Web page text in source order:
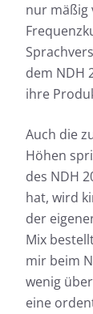
nur mäßig
dem NDH
ihre
Auch die
Höhen
des NDH
hat, wird
der
Mix
mir beim
wenig
eine